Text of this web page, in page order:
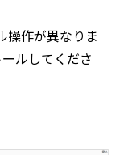
作が異なりま
ルしてくださ